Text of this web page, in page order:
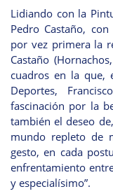
Lidiando con la
Pedro Castaño,
por vez primera la
Castaño
cuadros en la que,
Deportes,
fascinación por la
también el deseo
mundo repleto de
gesto, en cada
enfrentamiento
y especialísimo”.